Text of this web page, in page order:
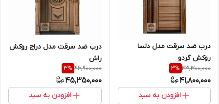
درب ضد سرقت مدل دلسا
روکش گردو
43,300,000
3%
41,800,000
افزودن به سبد
درب ضد سرقت مدل دراج روکش
راش
46,900,000
3%
45,350,000
افزودن به سبد